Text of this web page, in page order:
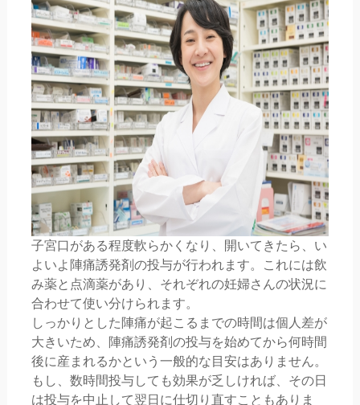
子宮口がある程度軟らかくなり、開いてきたら、い
よいよ陣痛誘発剤の投与が行われます。これには飲
み薬と点滴薬があり、それぞれの妊婦さんの状況に
合わせて使い分けられます。
しっかりとした陣痛が起こるまでの時間は個人差が
大きいため、陣痛誘発剤の投与を始めてから何時間
後に産まれるかという一般的な目安はありません。
もし、数時間投与しても効果が乏しければ、その日
は投与を中止して翌日に仕切り直すこともありま